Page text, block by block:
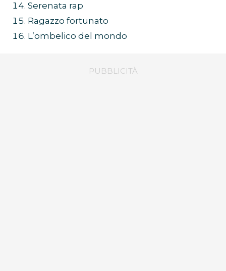
Serenata rap
Ragazzo fortunato
L’ombelico del mondo